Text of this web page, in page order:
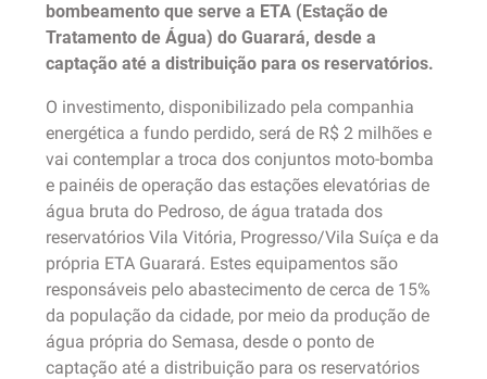
bombeamento que serve a ETA (Estação de
Tratamento de Água) do Guarará, desde a
captação até a distribuição para os reservatórios.
O investimento, disponibilizado pela companhia
energética a fundo perdido, será de R$ 2 milhões e
vai contemplar a troca dos conjuntos moto-bomba
e painéis de operação das estações elevatórias de
água bruta do Pedroso, de água tratada dos
reservatórios Vila Vitória, Progresso/Vila Suíça e da
própria ETA Guarará. Estes equipamentos são
responsáveis pelo abastecimento de cerca de 15%
da população da cidade, por meio da produção de
água própria do Semasa, desde o ponto de
captação até a distribuição para os reservatórios